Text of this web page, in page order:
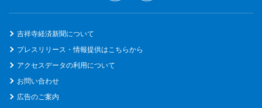
吉祥寺経済新聞について
プレスリリース・情報提供はこちらから
アクセスデータの利用について
お問い合わせ
広告のご案内